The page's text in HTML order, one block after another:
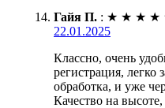
Гайя П. : ★ ★ ★ ★
22.01.2025
Классно, очень
регистрация, легко
обработка, и уже
Качество на